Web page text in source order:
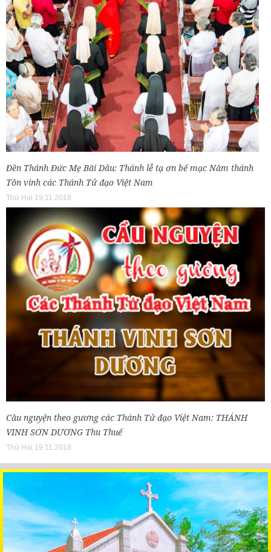
Đền Thánh Đức Mẹ Bãi Dâu: Thánh lễ tạ ơn bế mạc Năm thánh
Tôn vinh các Thánh Tử đạo Việt Nam
Thứ Hai 19.11.2018
Cầu nguyện theo gương các Thánh Tử đạo Việt Nam: THÁNH
VINH SƠN DƯƠNG Thu Thuế
Thứ Hai 19.11.2018